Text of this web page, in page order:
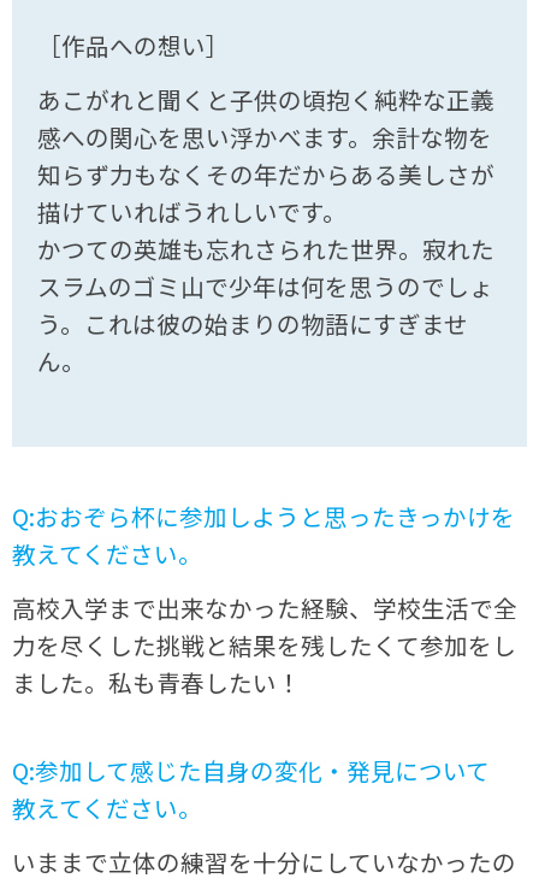
［作品への想い］
あこがれと聞くと子供の頃抱く純粋な正義
感への関心を思い浮かべます。余計な物を
知らず力もなくその年だからある美しさが
描けていればうれしいです。
かつての英雄も忘れさられた世界。寂れた
スラムのゴミ山で少年は何を思うのでしょ
う。これは彼の始まりの物語にすぎませ
ん。
Q:おおぞら杯に参加しようと思ったきっかけを
教えてください。
高校入学まで出来なかった経験、学校生活で全
力を尽くした挑戦と結果を残したくて参加をし
ました。私も青春したい！
Q:参加して感じた自身の変化・発見について
教えてください。
いままで立体の練習を十分にしていなかったの